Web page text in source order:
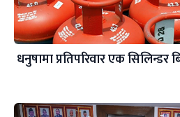
धनुषामा प्रतिपरिवार एक सिलिन्डर